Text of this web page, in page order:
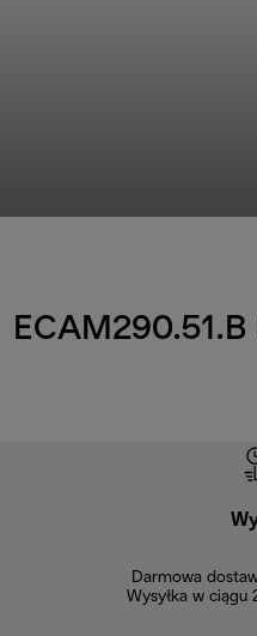
ECAM290.51.B
Darmowa
Wysyłka w